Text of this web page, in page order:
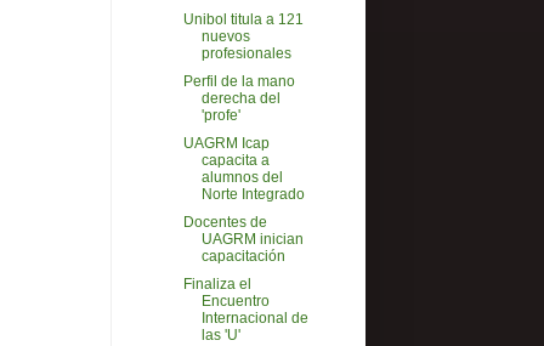
Unibol titula a 121
nuevos
profesionales
Perfil de la mano
derecha del
'profe'
UAGRM Icap
capacita a
alumnos del
Norte Integrado
Docentes de
UAGRM inician
capacitación
Finaliza el
Encuentro
Internacional de
las 'U'